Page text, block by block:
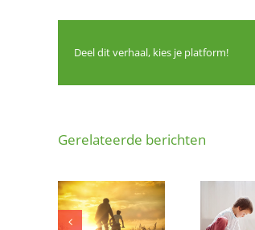
Deel dit verhaal, kies je platform!
Gerelateerde berichten
LEGO, knuffels
en een flinke